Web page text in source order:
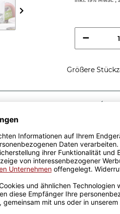
Größere
-
zu
Keramik
Passende